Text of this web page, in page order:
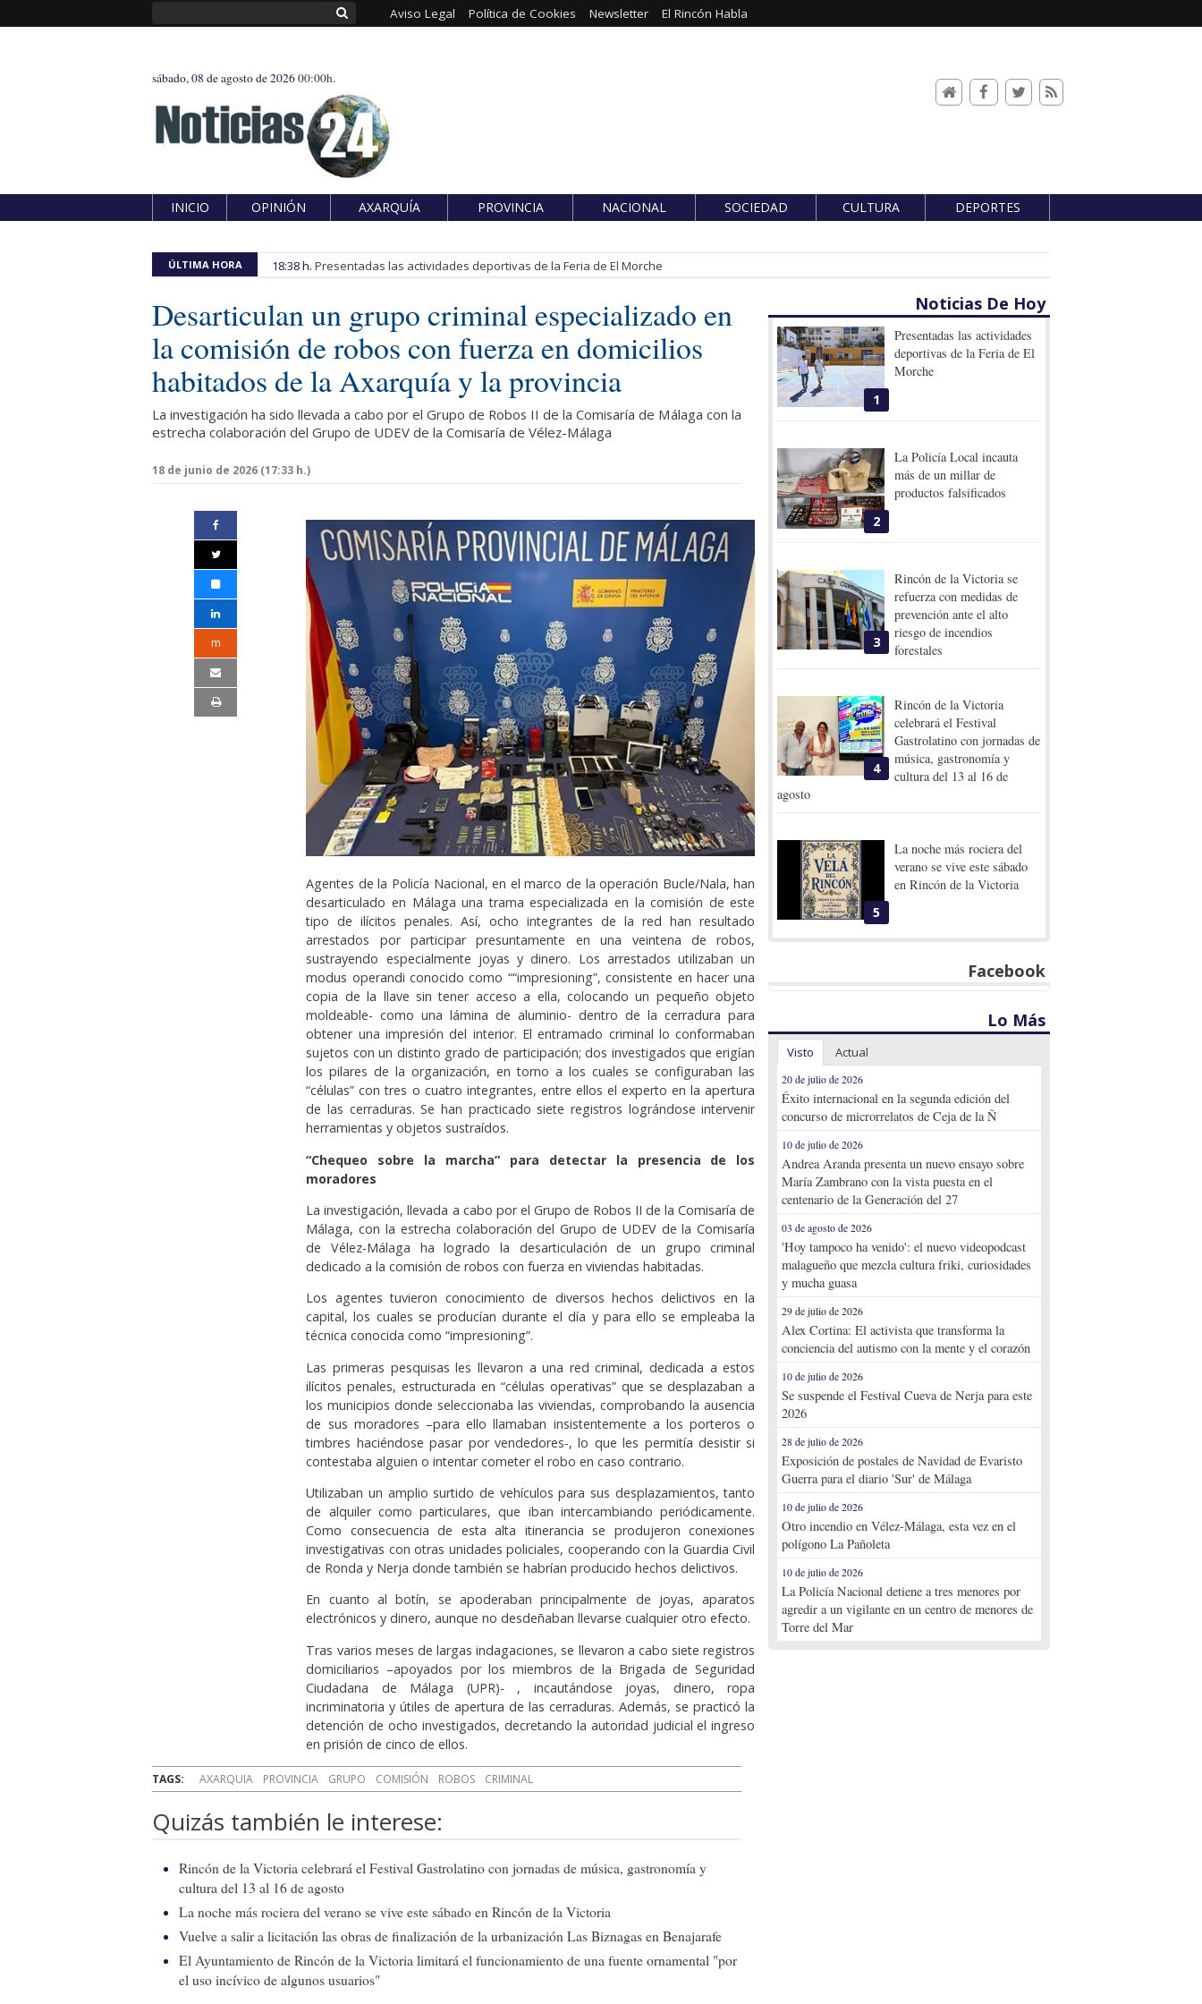
Aviso Legal Política de Cookies Newsletter El Rincón Habla
sábado, 08 de agosto de 202600:00h.
INICIO OPINIÓN AXARQUÍA PROVINCIA NACIONAL SOCIEDAD CULTURA DEPORTES
ÚLTIMA HORA 18:38 h. Presentadas las actividades deportivas de la Feria de El Morche
Desarticulan un grupo criminal especializado en
la comisión de robos con fuerza en domicilios
habitados de la Axarquía y la provincia
La investigación ha sido llevada a cabo por el Grupo de Robos II de la Comisaría de Málaga con la
estrecha colaboración del Grupo de UDEV de la Comisaría de Vélez-Málaga
18 de junio de 2026 (17:33 h.)
m
Agentes de la Policía Nacional, en el marco de la operación Bucle/Nala, han
desarticulado en Málaga una trama especializada en la comisión de este
tipo de ilícitos penales. Así, ocho integrantes de la red han resultado
arrestados por participar presuntamente en una veintena de robos,
sustrayendo especialmente joyas y dinero. Los arrestados utilizaban un
modus operandi conocido como ““impresioning”, consistente en hacer una
copia de la llave sin tener acceso a ella, colocando un pequeño objeto
moldeable- como una lámina de aluminio- dentro de la cerradura para
obtener una impresión del interior. El entramado criminal lo conformaban
sujetos con un distinto grado de participación; dos investigados que erigían
los pilares de la organización, en torno a los cuales se configuraban las
“células” con tres o cuatro integrantes, entre ellos el experto en la apertura
de las cerraduras. Se han practicado siete registros lográndose intervenir
herramientas y objetos sustraídos.
“Chequeo sobre la marcha” para detectar la presencia de los
moradores
La investigación, llevada a cabo por el Grupo de Robos II de la Comisaría de
Málaga, con la estrecha colaboración del Grupo de UDEV de la Comisaría
de Vélez-Málaga ha logrado la desarticulación de un grupo criminal
dedicado a la comisión de robos con fuerza en viviendas habitadas.
Los agentes tuvieron conocimiento de diversos hechos delictivos en la
capital, los cuales se producían durante el día y para ello se empleaba la
técnica conocida como “impresioning”.
Las primeras pesquisas les llevaron a una red criminal, dedicada a estos
ilícitos penales, estructurada en “células operativas” que se desplazaban a
los municipios donde seleccionaba las viviendas, comprobando la ausencia
de sus moradores –para ello llamaban insistentemente a los porteros o
timbres haciéndose pasar por vendedores-, lo que les permitía desistir si
contestaba alguien o intentar cometer el robo en caso contrario.
Utilizaban un amplio surtido de vehículos para sus desplazamientos, tanto
de alquiler como particulares, que iban intercambiando periódicamente.
Como consecuencia de esta alta itinerancia se produjeron conexiones
investigativas con otras unidades policiales, cooperando con la Guardia Civil
de Ronda y Nerja donde también se habrían producido hechos delictivos.
En cuanto al botín, se apoderaban principalmente de joyas, aparatos
electrónicos y dinero, aunque no desdeñaban llevarse cualquier otro efecto.
Tras varios meses de largas indagaciones, se llevaron a cabo siete registros
domiciliarios –apoyados por los miembros de la Brigada de Seguridad
Ciudadana de Málaga (UPR)- , incautándose joyas, dinero, ropa
incriminatoria y útiles de apertura de las cerraduras. Además, se practicó la
detención de ocho investigados, decretando la autoridad judicial el ingreso
en prisión de cinco de ellos.
TAGS: AXARQUIA PROVINCIA GRUPO COMISIÓN ROBOS CRIMINAL
Quizás también le interese:
Rincón de la Victoria celebrará el Festival Gastrolatino con jornadas de música, gastronomía y
cultura del 13 al 16 de agosto
La noche más rociera del verano se vive este sábado en Rincón de la Victoria
Vuelve a salir a licitación las obras de finalización de la urbanización Las Biznagas en Benajarafe
El Ayuntamiento de Rincón de la Victoria limitará el funcionamiento de una fuente ornamental "por
el uso incívico de algunos usuarios"
Noticias De Hoy
1
Presentadas las actividades
deportivas de la Feria de El
Morche
2
La Policía Local incauta
más de un millar de
productos falsificados
3
Rincón de la Victoria se
refuerza con medidas de
prevención ante el alto
riesgo de incendios
forestales
4
Rincón de la Victoria
celebrará el Festival
Gastrolatino con jornadas de
música, gastronomía y
cultura del 13 al 16 de
agosto
5
La noche más rociera del
verano se vive este sábado
en Rincón de la Victoria
Facebook
Lo Más
Visto Actual
20 de julio de 2026
Éxito internacional en la segunda edición del
concurso de microrrelatos de Ceja de la Ñ
10 de julio de 2026
Andrea Aranda presenta un nuevo ensayo sobre
María Zambrano con la vista puesta en el
centenario de la Generación del 27
03 de agosto de 2026
'Hoy tampoco ha venido': el nuevo videopodcast
malagueño que mezcla cultura friki, curiosidades
y mucha guasa
29 de julio de 2026
Alex Cortina: El activista que transforma la
conciencia del autismo con la mente y el corazón
10 de julio de 2026
Se suspende el Festival Cueva de Nerja para este
2026
28 de julio de 2026
Exposición de postales de Navidad de Evaristo
Guerra para el diario 'Sur' de Málaga
10 de julio de 2026
Otro incendio en Vélez-Málaga, esta vez en el
polígono La Pañoleta
10 de julio de 2026
La Policía Nacional detiene a tres menores por
agredir a un vigilante en un centro de menores de
Torre del Mar